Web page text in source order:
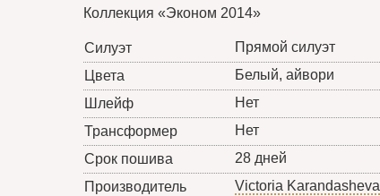
Коллекция «Эконом 2014»
Силуэт
Прямой силуэт
Цвета
Белый, айвори
Шлейф
Нет
Трансформер
Нет
Срок пошива
28 дней
Производитель
Victoria Karandasheva